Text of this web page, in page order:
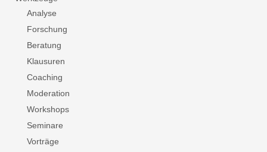
Analyse
Forschung
Beratung
Klausuren
Coaching
Moderation
Workshops
Seminare
Vorträge